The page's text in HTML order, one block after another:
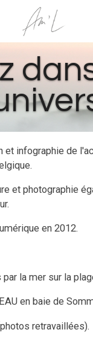
et infographie de
et photographie
en 2012.
la mer sur la
en baie de
retravaillées).